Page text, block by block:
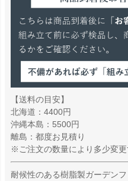
【送料の目安】
北海道：4400円
沖縄本島：5500円
離島：都度お見積り
※ご注文の数量により多少変更
耐候性のある樹脂製ガーデン